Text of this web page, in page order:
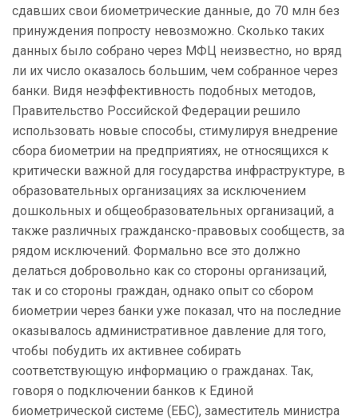
сдавших свои биометрические данные, до 70 млн без
принуждения попросту невозможно. Сколько таких
данных было собрано через МФЦ неизвестно, но вряд
ли их число оказалось большим, чем собранное через
банки. Видя неэффективность подобных методов,
Правительство Российской Федерации решило
использовать новые способы, стимулируя внедрение
сбора биометрии на предприятиях, не относящихся к
критически важной для государства инфраструктуре, в
образовательных организациях за исключением
дошкольных и общеобразовательных организаций, а
также различных гражданско-правовых сообществ, за
рядом исключений. Формально все это должно
делаться добровольно как со стороны организаций,
так и со стороны граждан, однако опыт со сбором
биометрии через банки уже показал, что на последние
оказывалось административное давление для того,
чтобы побудить их активнее собирать
соответствующую информацию о гражданах. Так,
говоря о подключении банков к Единой
биометрической системе (ЕБС), заместитель министра